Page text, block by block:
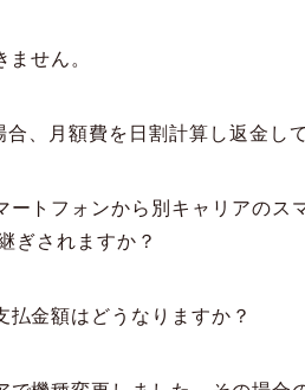
せん。
、月額費を日割計算し返金し
トフォンから別キャリアのス
ぎされますか？
金額はどうなりますか？